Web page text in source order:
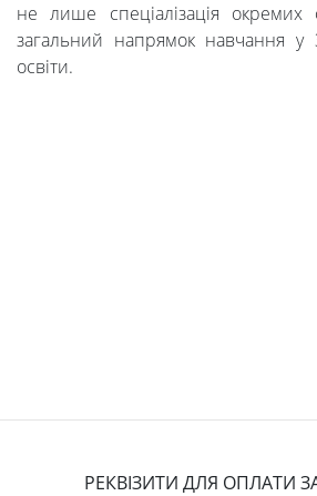
не лише спеціалізація окремих
загальний напрямок навчання у
освіти.
РЕКВІЗИТИ ДЛЯ ОПЛАТИ